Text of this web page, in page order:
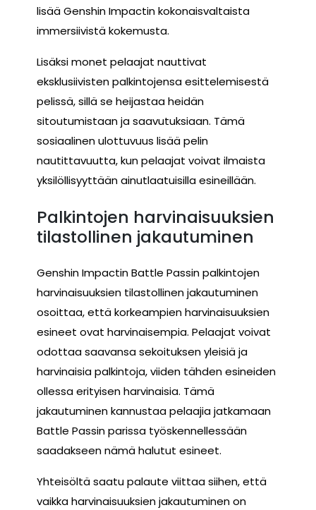
lisää Genshin Impactin kokonaisvaltaista
immersiivistä kokemusta.
Lisäksi monet pelaajat nauttivat
eksklusiivisten palkintojensa esittelemisestä
pelissä, sillä se heijastaa heidän
sitoutumistaan ja saavutuksiaan. Tämä
sosiaalinen ulottuvuus lisää pelin
nautittavuutta, kun pelaajat voivat ilmaista
yksilöllisyyttään ainutlaatuisilla esineillään.
Palkintojen harvinaisuuksien
tilastollinen jakautuminen
Genshin Impactin Battle Passin palkintojen
harvinaisuuksien tilastollinen jakautuminen
osoittaa, että korkeampien harvinaisuuksien
esineet ovat harvinaisempia. Pelaajat voivat
odottaa saavansa sekoituksen yleisiä ja
harvinaisia palkintoja, viiden tähden esineiden
ollessa erityisen harvinaisia. Tämä
jakautuminen kannustaa pelaajia jatkamaan
Battle Passin parissa työskennellessään
saadakseen nämä halutut esineet.
Yhteisöltä saatu palaute viittaa siihen, että
vaikka harvinaisuuksien jakautuminen on